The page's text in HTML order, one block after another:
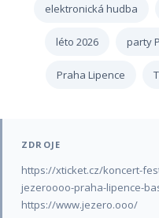
elektronická hudba
léto 2026 party
Praha Lipence
ZDROJE
https://xticket.cz/koncert-
jezeroooo-praha-lipence-
https://www.jezero.ooo/